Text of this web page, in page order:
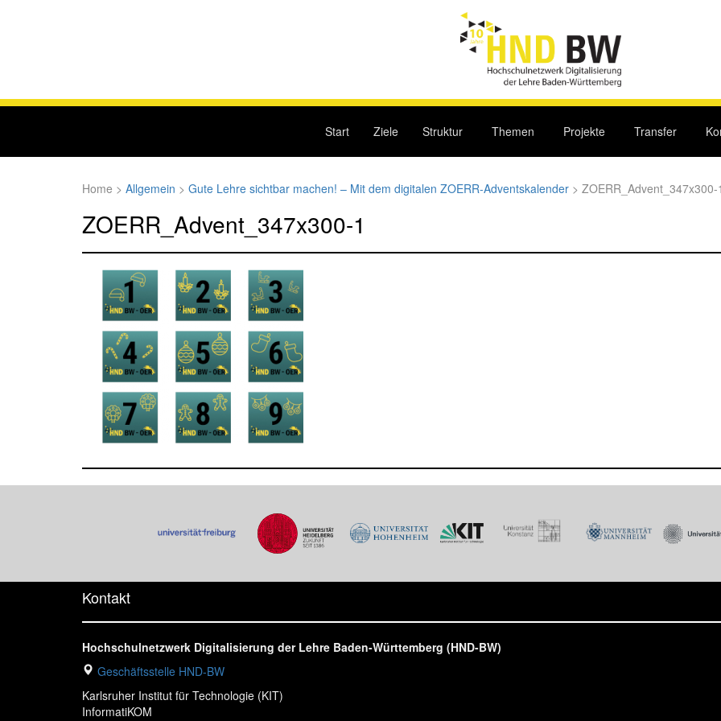
Start Ziele Struktur Themen Projekte Transfer
Home > Allgemein > Gute Lehre sichtbar machen! – Mit dem digitalen ZOERR-Adventskalender > ZOERR_Advent_347x300-1
ZOERR_Advent_347x300-1
Kontakt
Hochschulnetzwerk Digitalisierung der Lehre Baden-Württemberg (HND-BW)
Geschäftsstelle HND-BW
Karlsruher Institut für Technologie (KIT)
InformatiKOM